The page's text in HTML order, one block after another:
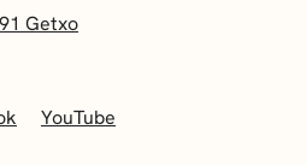
Getxo
YouTube